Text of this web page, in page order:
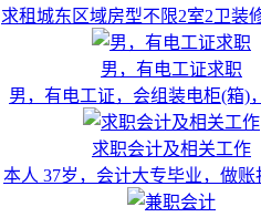
求租城东区域房型不限2室2卫装
男，有电工证求职
男，有电工证，会组装电柜(箱)
求职会计及相关工作
本人 37岁，会计大专毕业，做账